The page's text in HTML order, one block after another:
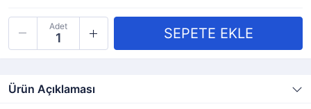
Adet
Ürün Açıklaması